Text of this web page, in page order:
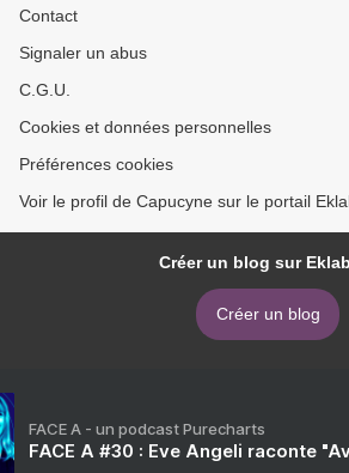
Contact
Signaler un abus
C.G.U.
Cookies et données personnelles
Préférences cookies
Voir le profil de Capucyne sur le portail
Créer un blog sur
Créer un blog
FACE A - un podcast Purecharts
FACE A #30 : Eve Angeli raconte